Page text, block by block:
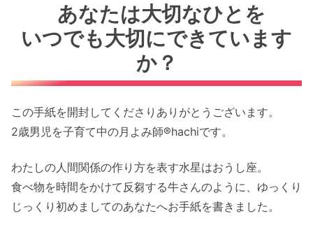
あなたは大切なひとを
いつでも大切にできています
か？
この手紙を開封してくださりありがとうございます。
2歳男児を子育て中の月よみ師®hachiです。
わたしの人間関係の作り方を表す水星はおうし座。
食べ物を時間をかけて反芻する牛さんのように、ゆっくり
じっくり初めましてのあなたへお手紙を書きました。